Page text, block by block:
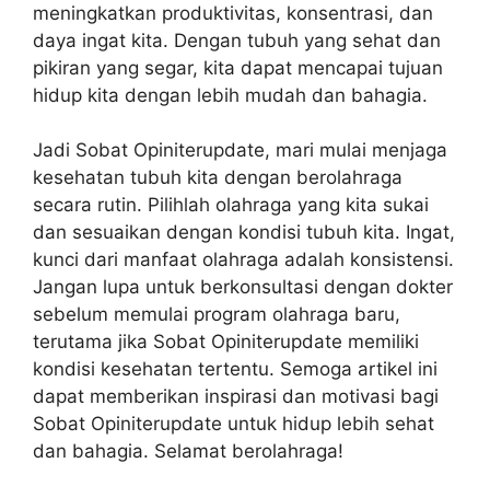
meningkatkan produktivitas, konsentrasi, dan
daya ingat kita. Dengan tubuh yang sehat dan
pikiran yang segar, kita dapat mencapai tujuan
hidup kita dengan lebih mudah dan bahagia.
Jadi Sobat Opiniterupdate, mari mulai menjaga
kesehatan tubuh kita dengan berolahraga
secara rutin. Pilihlah olahraga yang kita sukai
dan sesuaikan dengan kondisi tubuh kita. Ingat,
kunci dari manfaat olahraga adalah konsistensi.
Jangan lupa untuk berkonsultasi dengan dokter
sebelum memulai program olahraga baru,
terutama jika Sobat Opiniterupdate memiliki
kondisi kesehatan tertentu. Semoga artikel ini
dapat memberikan inspirasi dan motivasi bagi
Sobat Opiniterupdate untuk hidup lebih sehat
dan bahagia. Selamat berolahraga!